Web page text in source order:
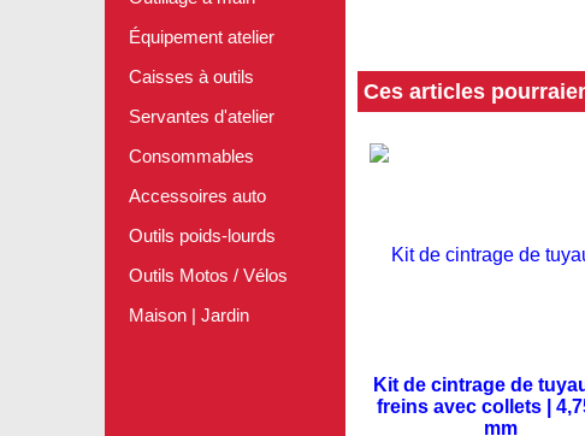
Équipement atelier
Caisses à outils
Servantes d'atelier
Consommables
Accessoires auto
Outils poids-lourds
Outils Motos / Vélos
Maison | Jardin
Ces articles
Spécial ligne
Kit de cintrage de
freins avec collets |
mm